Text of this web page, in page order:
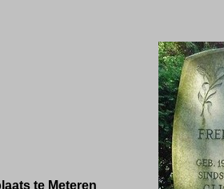
te Meteren